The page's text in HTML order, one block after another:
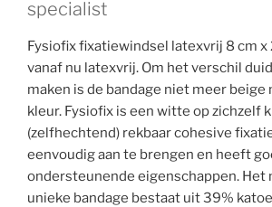
specialist
Fysiofix fixatiewindsel latexvrij 8 cm x
vanaf nu latexvrij. Om het verschil
maken is de bandage niet meer beige
kleur. Fysiofix is een witte op zichzelf
(zelfhechtend) rekbaar cohesive
eenvoudig aan te brengen en heeft
ondersteunende eigenschappen. Het
unieke bandage bestaat uit 39%